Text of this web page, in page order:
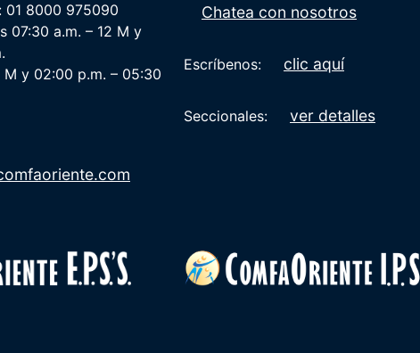
01 8000 975090
07:30 a.m. – 12 M y
M y 02:00 p.m. – 05:30
Chatea con nosotros
Escríbenos: clic aquí
Seccionales: ver detalles